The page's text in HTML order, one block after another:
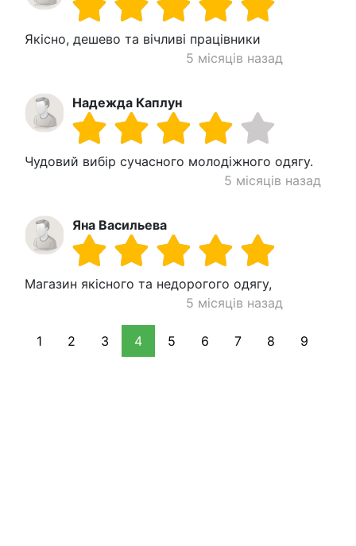
Якісно, дешево та вічливі працівники
5 місяців назад
Надежда Каплун
Чудовий вибір сучасного молодіжного одягу.
5 місяців назад
Яна Васильева
Магазин якісного та недорогого одягу,
5 місяців назад
1 2 3 4 5 6 7 8 9